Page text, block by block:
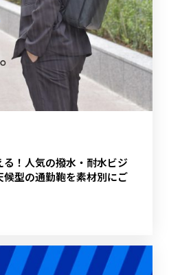
！人気の撥水・耐水ビジ
型の通勤鞄を素材別にご